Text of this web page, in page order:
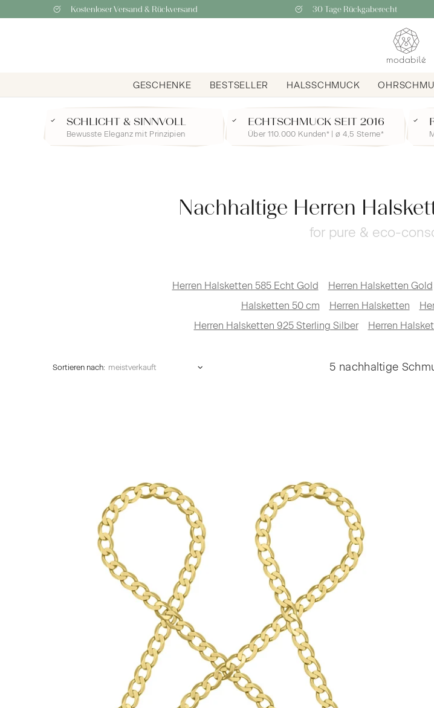
Kostenloser Versand & Rückversand 30 Tage Rückgaberecht
GESCHENKE BESTSELLER HALSSCHMUCK
SCHLICHT & SINNVOLL
Bewusste Eleganz mit Prinzipien
ECHTSCHMUCK SEIT 2016
Über 110.000 Kunden* | ø 4,5 Sterne*
Nachhaltige Herren
for pure & eco-
Herren Halsketten 585 Echt Gold Herren Halsketten Gold
Halsketten 50 cm
Herren Halsketten
Herren Halsketten 925 Sterling Silber
Herren
Sortieren nach: 5 nachhaltige